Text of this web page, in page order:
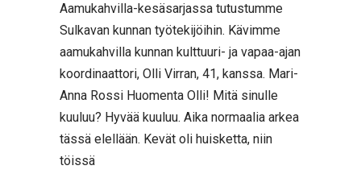
Aamukahvilla-kesäsarjassa tutustumme
Sulkavan kunnan työtekijöihin. Kävimme
aamukahvilla kunnan kulttuuri- ja vapaa-ajan
koordinaattori, Olli Virran, 41, kanssa. Mari-
Anna Rossi Huomenta Olli! Mitä sinulle
kuuluu? Hyvää kuuluu. Aika normaalia arkea
tässä elellään. Kevät oli huisketta, niin
töissä